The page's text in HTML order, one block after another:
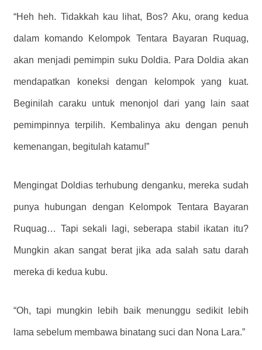
“Heh heh. Tidakkah kau lihat, Bos? Aku, orang kedua
dalam komando Kelompok Tentara Bayaran Ruquag,
akan menjadi pemimpin suku Doldia. Para Doldia akan
mendapatkan koneksi dengan kelompok yang kuat.
Beginilah caraku untuk menonjol dari yang lain saat
pemimpinnya terpilih. Kembalinya aku dengan penuh
kemenangan, begitulah katamu!”
Mengingat Doldias terhubung denganku, mereka sudah
punya hubungan dengan Kelompok Tentara Bayaran
Ruquag… Tapi sekali lagi, seberapa stabil ikatan itu?
Mungkin akan sangat berat jika ada salah satu darah
mereka di kedua kubu.
“Oh, tapi mungkin lebih baik menunggu sedikit lebih
lama sebelum membawa binatang suci dan Nona Lara.”